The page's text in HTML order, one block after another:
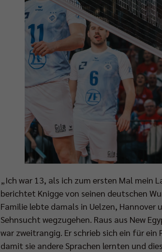
„Ich war 13, als ich zum ersten Mal mein
berichtet Knigge von seinen deutschen
Familie lebte damals in Uelzen, Hannover
Sehnsucht wegzugehen. Raus aus New
war zweitrangig. Er schrieb sich ein für ein
damit sie andere Sprachen lernten und